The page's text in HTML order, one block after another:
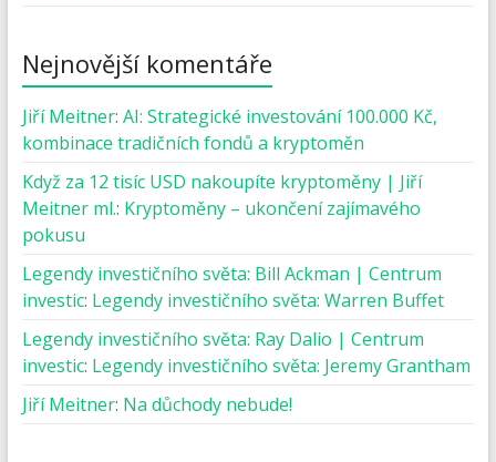
Nejnovější komentáře
Jiří Meitner: AI: Strategické investování 100.000 Kč,
kombinace tradičních fondů a kryptoměn
Když za 12 tisíc USD nakoupíte kryptoměny | Jiří
Meitner ml.: Kryptoměny – ukončení zajímavého
pokusu
Legendy investičního světa: Bill Ackman | Centrum
investic: Legendy investičního světa: Warren Buffet
Legendy investičního světa: Ray Dalio | Centrum
investic: Legendy investičního světa: Jeremy Grantham
Jiří Meitner: Na důchody nebude!